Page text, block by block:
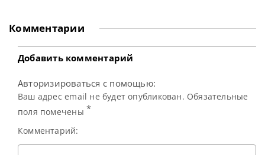
Коалисленда одержал победу над Робби Макгиганом из
Антрима со счетом 4-3. Теперь всего одна победа
отделяет его от финальной части турнира,
Комментарии
Добавить комментарий
Авторизироваться с помощью:
Ваш адрес email не будет опубликован. Обязательные
поля помечены *
Комментарий: